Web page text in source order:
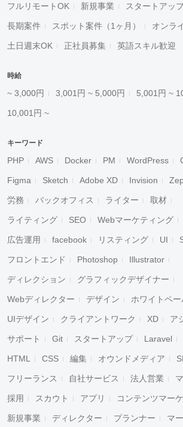
フルリモートOK 新規事業 スタートアッ
長期案件 スポット案件（1ヶ月） オンラ
土日週末OK 正社員募集 英語スキル歓迎
時給
~ 3,000円 3,001円 ~ 5,000円 5,001円 ~
10,001円 ~
キーワード
PHP AWS Docker PM WordPress
Figma Sketch Adobe XD Invision
労務 バックオフィス ライター 取材
ライティング SEO Webマーケティング
広告運用 facebook リスティング UI
フロントエンド Photoshop Illustrator
ディレクション グラフィックデザイナー
Webディレクター デザイン ホワイトペー
UIデザイン クライアントワーク XD ア
サポート Git スタートアップ Laravel
HTML CSS 編集 オウンドメディア
フリーランス 自社サービス 法人営業
採用 スカウト アプリ コンテンツマー
新規事業 ディレクター プランナー マ